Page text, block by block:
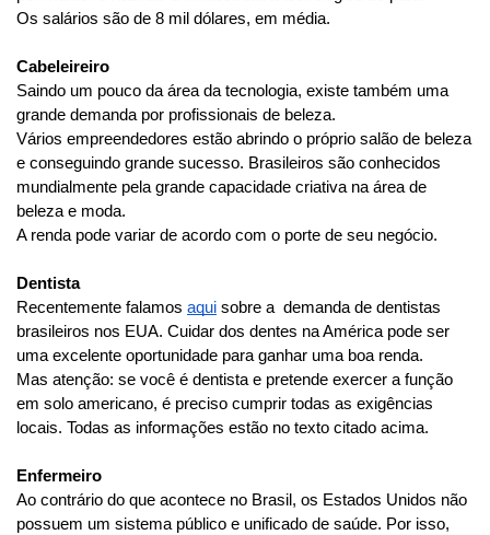
Os salários são de 8 mil dólares, em média.
Cabeleireiro
Saindo um pouco da área da tecnologia, existe também uma
grande demanda por profissionais de beleza.
Vários empreendedores estão abrindo o próprio salão de beleza
e conseguindo grande sucesso. Brasileiros são conhecidos
mundialmente pela grande capacidade criativa na área de
beleza e moda.
A renda pode variar de acordo com o porte de seu negócio.
Dentista
Recentemente falamos aqui sobre a  demanda de dentistas
brasileiros nos EUA. Cuidar dos dentes na América pode ser
uma excelente oportunidade para ganhar uma boa renda.
Mas atenção: se você é dentista e pretende exercer a função
em solo americano, é preciso cumprir todas as exigências
locais. Todas as informações estão no texto citado acima.
Enfermeiro
Ao contrário do que acontece no Brasil, os Estados Unidos não
possuem um sistema público e unificado de saúde. Por isso,
Nós utilizamos cookies
Consulte nossa política de cookiespara obter mais
informações.